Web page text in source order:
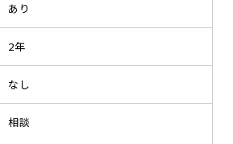
あり
2年
なし
相談